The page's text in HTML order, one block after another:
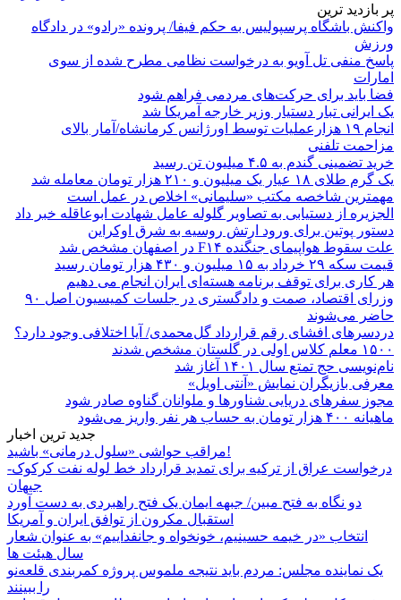
پر بازدید ترین
واکنش باشگاه پرسپولیس به حکم فیفا/ پرونده «رادو» در دادگاه
ورزش
پاسخ منفی تل آویو به درخواست نظامی مطرح شده از سوی
امارات
فضا باید برای حرکت‌های مردمی فراهم شود
یک ایرانی تبار دستیار وزیر خارجه آمریکا شد
انجام ۱۹ هزارعملیات توسط اورژانس کرمانشاه/آمار بالای
مزاحمت تلفنی
خرید تضمینی گندم به ۴.۵ میلیون تن رسید
یک گرم طلای ۱۸ عیار یک میلیون و ۲۱۰ هزار تومان معامله شد
مهمترین شاخصه مکتب «سلیمانی» اخلاص در عمل است
الجزیره از دستیابی به تصاویر گلوله عامل شهادت ابوعاقله خبر داد
دستور پوتین برای ورود ارتش روسیه به شرق اوکراین
علت سقوط هواپیمای جنگنده F۱۴ در اصفهان مشخص شد
قیمت سکه ۲۹ خرداد به ۱۵ میلیون و ۴۳۰ هزار تومان رسید
هر کاری برای توقف برنامه هسته‌ای ایران انجام می دهیم
وزرای اقتصاد، صمت و دادگستری در جلسات کمیسیون اصل ۹۰
حاضر می‌شوند
دردسرهای افشای رقم قرارداد گل‌محمدی/ آیا اختلافی وجود دارد؟
۱۵۰۰ معلم کلاس اولی در گلستان مشخص شدند
نام‌نویسی حج تمتع سال ۱۴۰۱ آغاز شد
معرفی بازیگران نمایش «آنتی اویل»
مجوز سفرهای دریایی شناورها و ملوانان گناوه صادر شود
ماهیانه ۴۰۰ هزار تومان به حساب هر نفر واریز می‌شود
جدید ترین اخبار
مراقب حواشی «سلول درمانی» باشید!
درخواست عراق از ترکیه برای تمدید قرارداد خط لوله نفت کرکوک-
جیهان
دو نگاه به فتح مبین/ جبهه ایمان یک فتح راهبردی به دست آورد
استقبال مکرون از توافق ایران و آمریکا
انتخاب «در خیمه حسینیم، خونخواه و جانفداییم» به عنوان شعار
سال هیئت ها
یک نماینده مجلس: مردم باید نتیجه ملموس پروژه کمربندی قلعه‌نو
را ببینند